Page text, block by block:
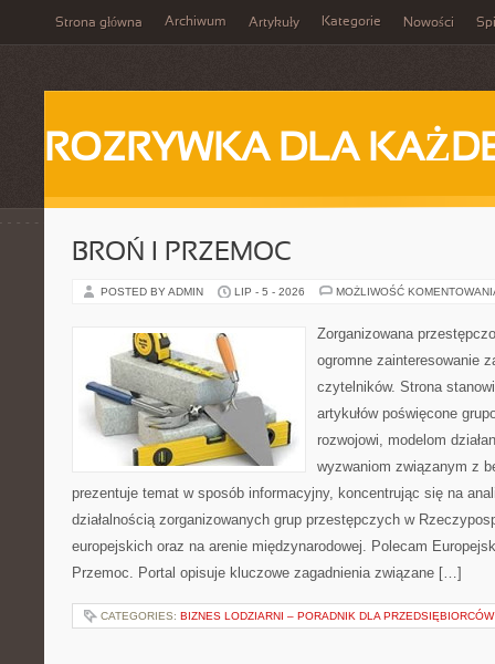
Strona główna Archiwum Artykuły Kategorie Nowości
ROZRYWKA DLA
BROŃ I PRZEMOC
POSTED BY ADMIN LIP - 5 - 2026 MOŻLIWOŚĆ
Zorganizowana
ogromne zainteresowanie
czytelników. Strona
artykułów poświęcone
rozwojowi, modelom
wyzwaniom związanym z
prezentuje temat w sposób informacyjny, koncentrując się na
działalnością zorganizowanych grup przestępczych w
europejskich oraz na arenie międzynarodowej. Polecam
Przemoc. Portal opisuje kluczowe zagadnienia związane […]
CATEGORIES: BIZNES LODZIARNI – PORADNIK DLA PRZEDSIĘBIORCÓW